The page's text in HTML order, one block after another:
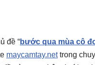
đề “bước qua mùa cô
maycamtay.nettrong